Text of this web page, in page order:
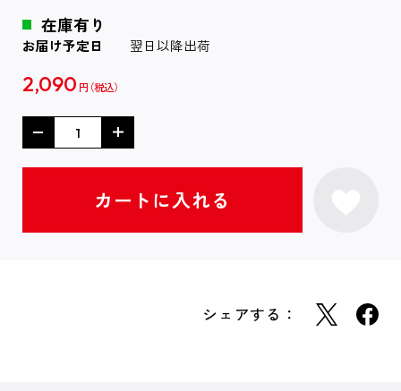
在庫有り
お届け予定日 翌日以降出荷
2,090 円
シェアする：